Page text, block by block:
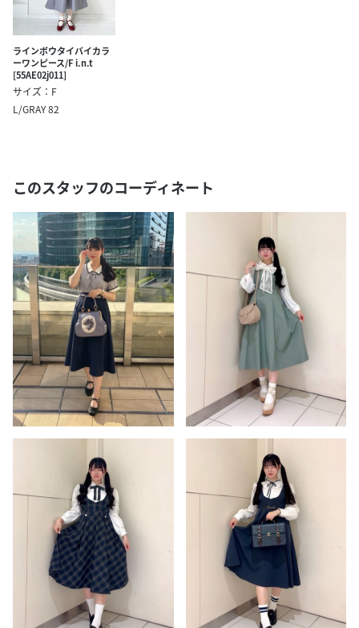
ラインボウタイバイカラ
ーワンピース/F i.n.t
[55AE02j011]
サイズ：F
L/GRAY 82
このスタッフのコーディネート